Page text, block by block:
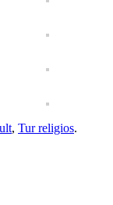
, Tur religios.